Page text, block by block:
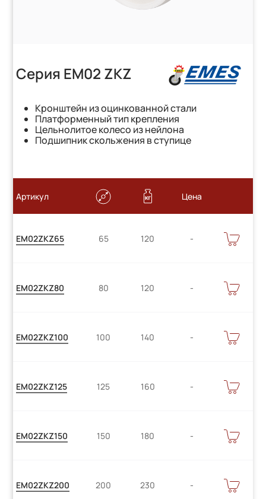
Серия EM02 ZKZ
Кронштейн из оцинкованной стали
Платформенный тип крепления
Цельнолитое колесо из нейлона
Подшипник скольжения в ступице
Артикул Цена
EM02ZKZ65 65 120
В
КОРЗИНУ
EM02ZKZ80 80 120
В
КОРЗИНУ
EM02ZKZ100 100 140
В
КОРЗИНУ
EM02ZKZ125 125 160
В
КОРЗИНУ
EM02ZKZ150 150 180
В
КОРЗИНУ
EM02ZKZ200 200 230
В
КОРЗИНУ